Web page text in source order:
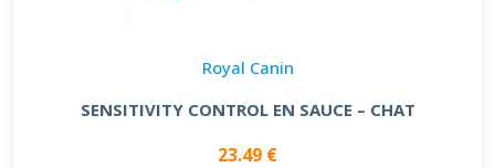
Royal Canin
SENSITIVITY CONTROL EN SAUCE – CHAT
23.49 €